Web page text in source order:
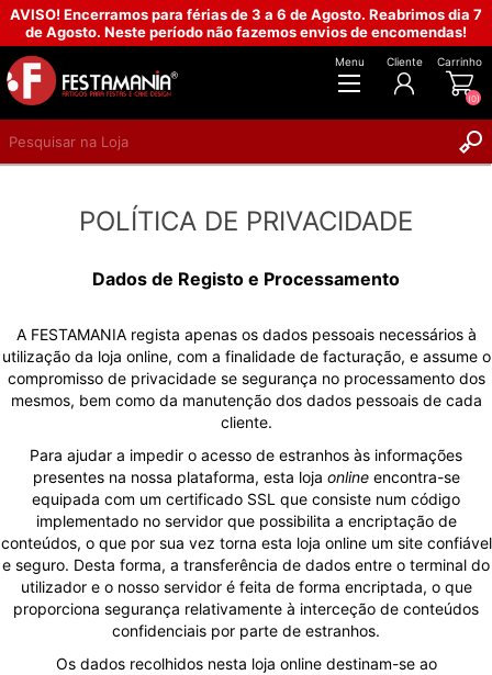
AVISO! Encerramos para férias de 3 a 6 de Agosto. Reabrimos dia 7
de Agosto. Neste período não fazemos envios de encomendas!
Menu Cliente
INICIAR SESSÃO
Carrinho
(0)
POLÍTICA DE PRIVACIDADE
Dados de Registo e Processamento
A FESTAMANIA regista apenas os dados pessoais necessários à
utilização da loja online, com a finalidade de facturação, e assume o
compromisso de privacidade se segurança no processamento dos
mesmos, bem como da manutenção dos dados pessoais de cada
cliente.
Para ajudar a impedir o acesso de estranhos às informações
presentes na nossa plataforma, esta loja onlineencontra-se
equipada com um certificado SSL que consiste num código
implementado no servidor que possibilita a encriptação de
conteúdos, o que por sua vez torna esta loja online um site confiável
e seguro. Desta forma, a transferência de dados entre o terminal do
utilizador e o nosso servidor é feita de forma encriptada, o que
proporciona segurança relativamente à interceção de conteúdos
confidenciais por parte de estranhos.
Os dados recolhidos nesta loja online destinam-se ao